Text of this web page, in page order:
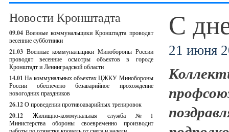
Новости Кронштадта
09.04 Военные коммунальщики Кронштадта проводят
весенние субботники
21.03 Военные коммунальщики Минобороны России
проводят весенние осмотры объектов в городе
Кронштадт и Ленинградской области
14.01 На коммунальных объектах ЦЖКУ Минобороны
России обеспечено безаварийное прохождение
новогодних праздников
26.12О проведении противоаварийных тренировок
20.12
Жилищно-коммунальная служба №1
Министерства обороны своевременно производит
С
21 июня